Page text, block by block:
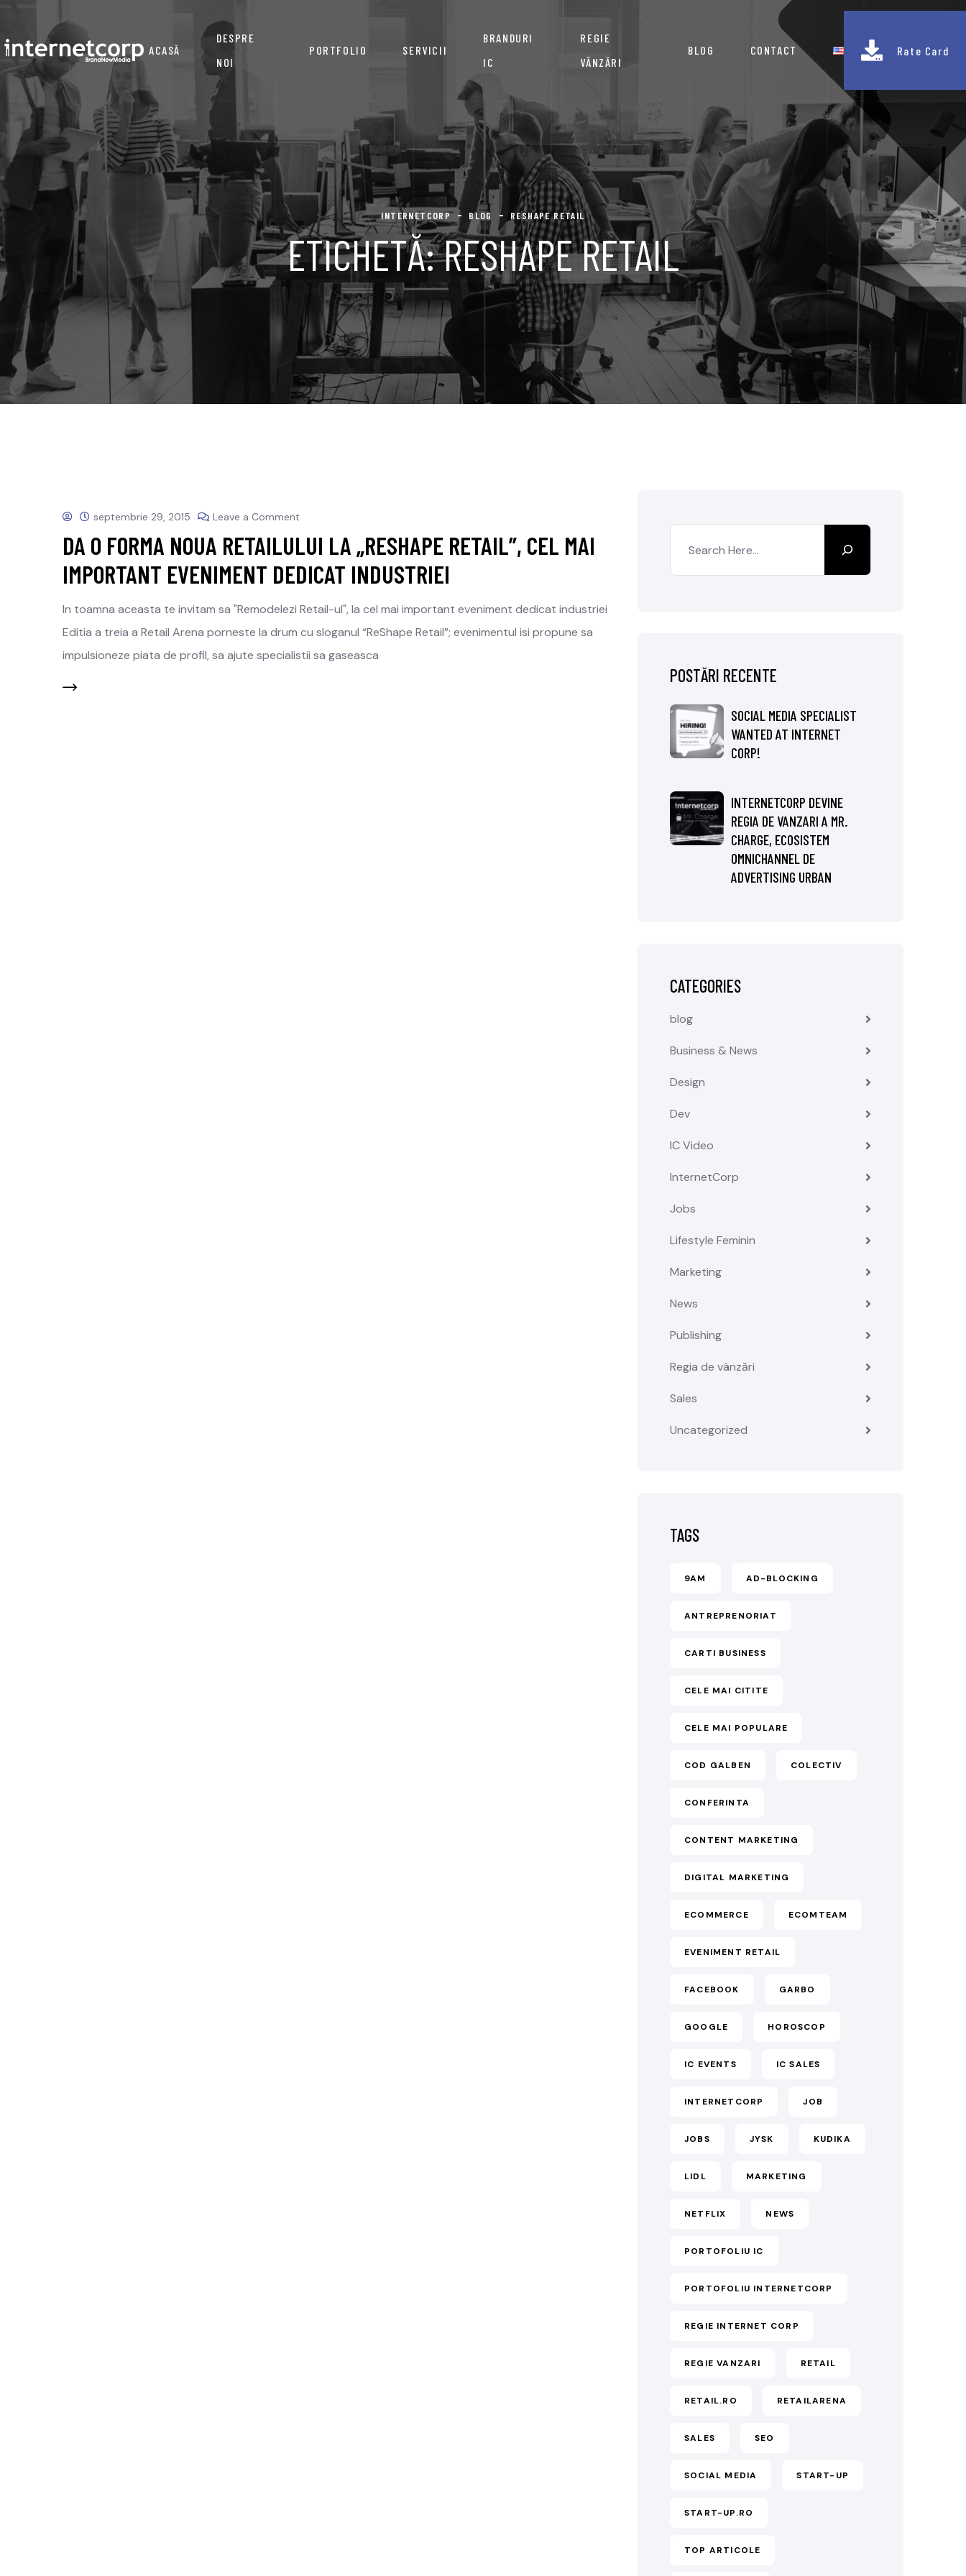
ACASĂ
DESPRE
NOI
PORTFOLIO SERVICII
BRANDURI
IC
REGIE
VÂNZĂRI
BLOG CONTACT Rate Card
INTERNETCORP BLOG RESHAPE RETAIL
ETICHETĂ:RESHAPE RETAIL
septembrie 29, 2015 Leave a Comment
DA O FORMA NOUA RETAILULUI LA „RESHAPE RETAIL”, CEL MAI
IMPORTANT EVENIMENT DEDICAT INDUSTRIEI
In toamna aceasta te invitam sa "Remodelezi Retail-ul", la cel mai important eveniment dedicat industriei
Editia a treia a Retail Arena porneste la drum cu sloganul “ReShape Retail”; evenimentul isi propune sa
impulsioneze piata de profil, sa ajute specialistii sa gaseasca
POSTĂRI RECENTE
SOCIAL MEDIA SPECIALIST
WANTED AT INTERNET
CORP!
INTERNETCORP DEVINE
REGIA DE VANZARI A MR.
CHARGE, ECOSISTEM
OMNICHANNEL DE
ADVERTISING URBAN
CATEGORIES
blog
Business & News
Design
Dev
IC Video
InternetCorp
Jobs
Lifestyle Feminin
Marketing
News
Publishing
Regia de vânzări
Sales
Uncategorized
TAGS
9AM AD-BLOCKING
ANTREPRENORIAT
CARTI BUSINESS
CELE MAI CITITE
CELE MAI POPULARE
COD GALBEN COLECTIV
CONFERINTA
CONTENT MARKETING
DIGITAL MARKETING
ECOMMERCE ECOMTEAM
EVENIMENT RETAIL
FACEBOOK GARBO
GOOGLE HOROSCOP
IC EVENTS IC SALES
INTERNETCORP JOB
JOBS JYSK KUDIKA
LIDL MARKETING
NETFLIX NEWS
PORTOFOLIU IC
PORTOFOLIU INTERNETCORP
REGIE INTERNET CORP
REGIE VANZARI RETAIL
RETAIL.RO RETAILARENA
SALES SEO
SOCIAL MEDIA START-UP
START-UP.RO
TOP ARTICOLE